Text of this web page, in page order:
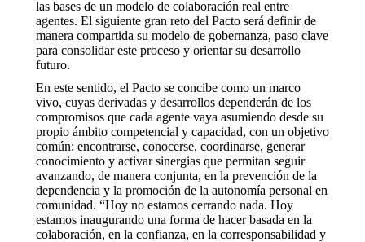
las bases de un modelo de colaboración real entre
agentes. El siguiente gran reto del Pacto será definir de
manera compartida su modelo de gobernanza, paso clave
para consolidar este proceso y orientar su desarrollo
futuro.
En este sentido, el Pacto se concibe como un marco
vivo, cuyas derivadas y desarrollos dependerán de los
compromisos que cada agente vaya asumiendo desde su
propio ámbito competencial y capacidad, con un objetivo
común: encontrarse, conocerse, coordinarse, generar
conocimiento y activar sinergias que permitan seguir
avanzando, de manera conjunta, en la prevención de la
dependencia y la promoción de la autonomía personal en
comunidad. “Hoy no estamos cerrando nada. Hoy
estamos inaugurando una forma de hacer basada en la
colaboración, en la confianza, en la corresponsabilidad y